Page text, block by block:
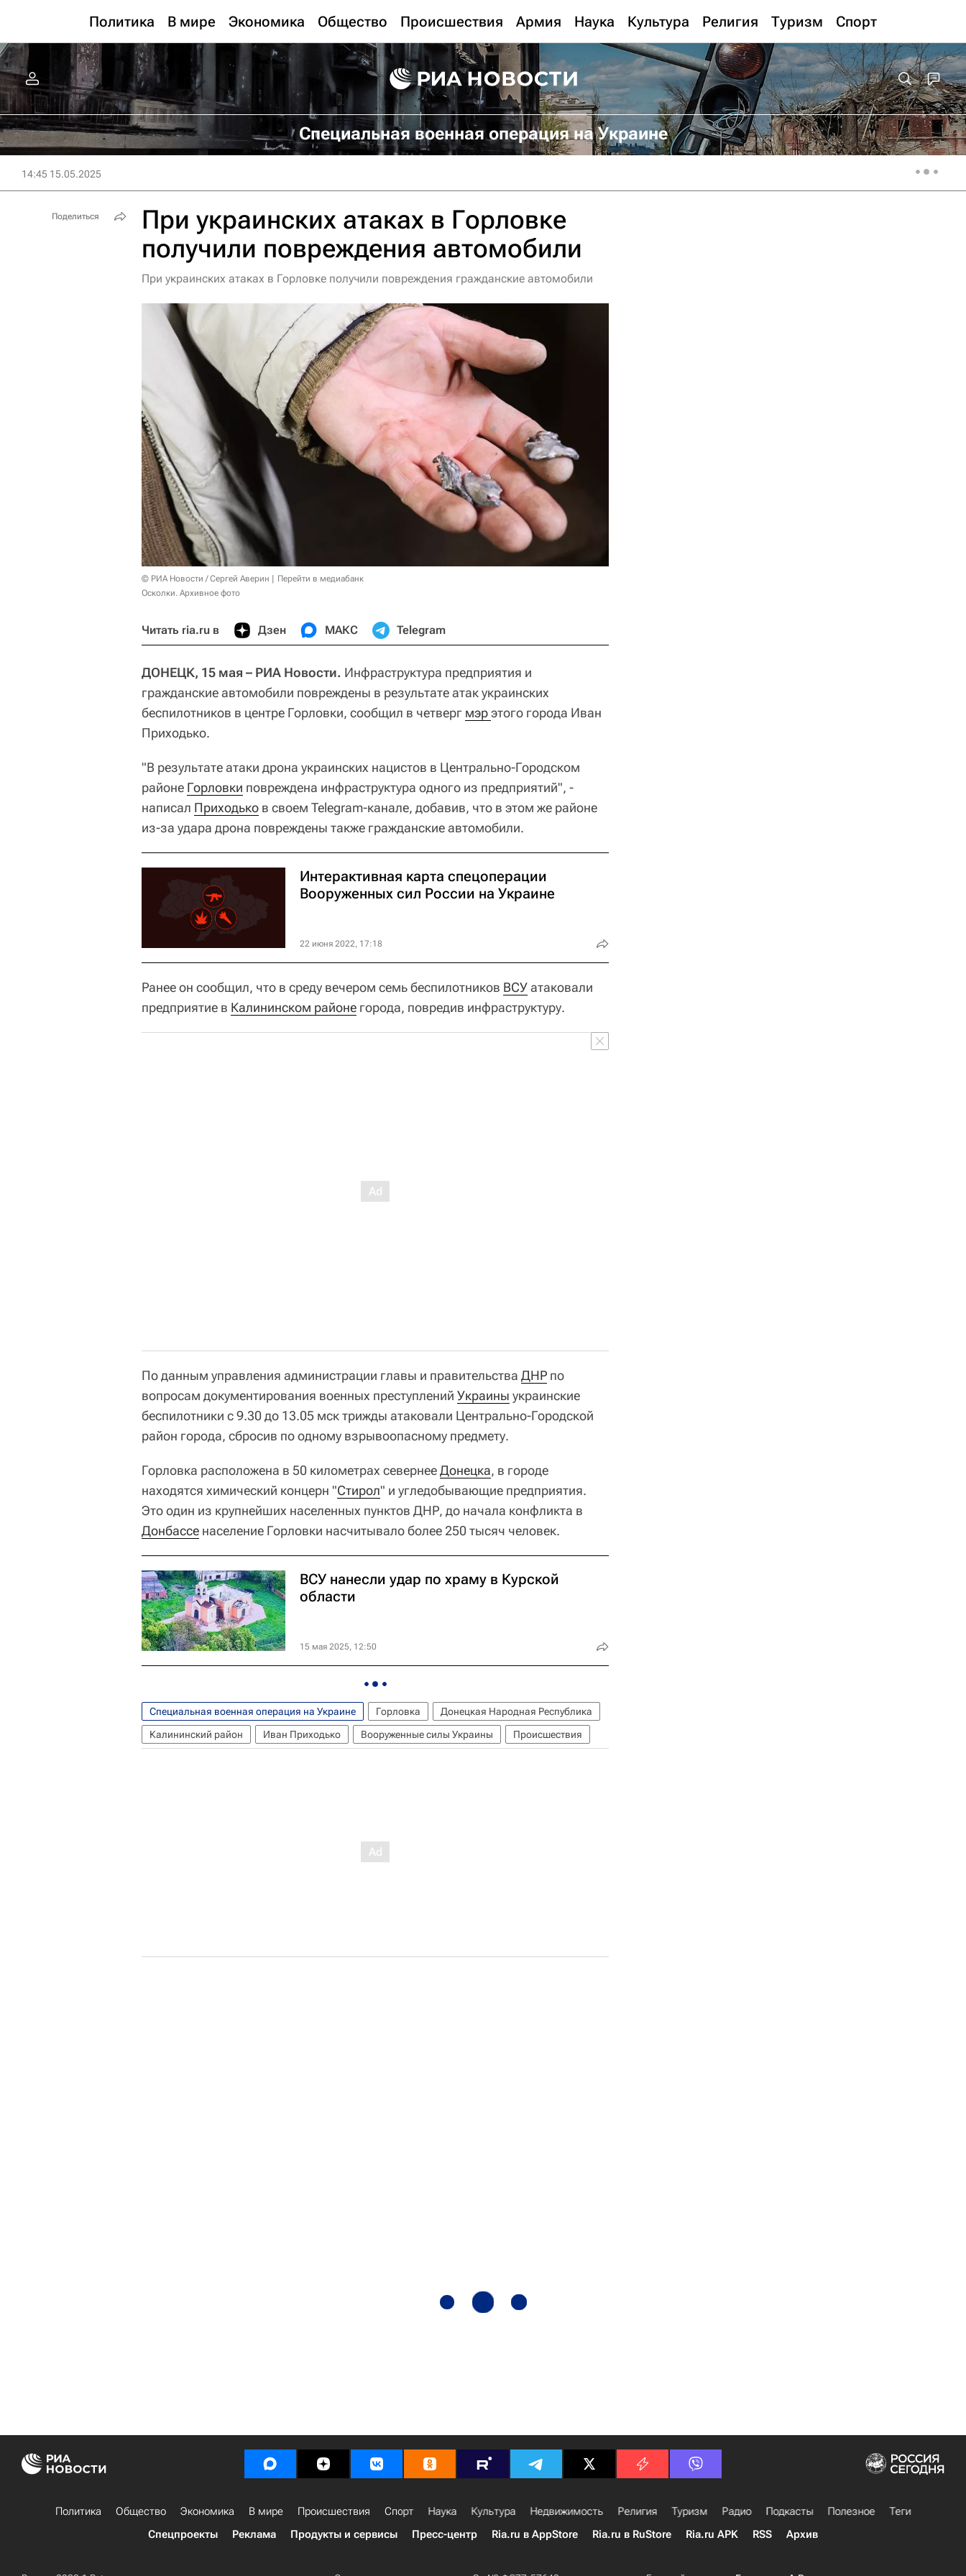
Политика В мире Экономика Общество Происшествия Армия Наука Культура Религия Туризм Спорт
Специальная военная операция на Украине
14:45 15.05.2025
При украинских атаках в Горловке
получили повреждения автомобили
При украинских атаках в Горловке получили повреждения гражданские автомобили
© РИА Новости / Сергей Аверин
Перейти в медиабанк
Осколки. Архивное фото
Читать ria.ru в Дзен МАКС Telegram
ДОНЕЦК, 15 мая – РИА Новости. Инфраструктура предприятия и
гражданские автомобили повреждены в результате атак украинских
беспилотников в центре Горловки, сообщил в четверг мэр этого города Иван
Приходько.
"В результате атаки дрона украинских нацистов в Центрально-Городском
районе Горловки повреждена инфраструктура одного из предприятий", -
написал Приходько в своем Telegram-канале, добавив, что в этом же районе
из-за удара дрона повреждены также гражданские автомобили.
Интерактивная карта спецоперации
Вооруженных сил России на Украине
22 июня 2022, 17:18
Ранее он сообщил, что в среду вечером семь беспилотников ВСУатаковали
предприятие в Калининском районе города, повредив инфраструктуру.
По данным управления администрации главы и правительства ДНР по
вопросам документирования военных преступлений Украины украинские
беспилотники с 9.30 до 13.05 мск трижды атаковали Центрально-Городской
район города, сбросив по одному взрывоопасному предмету.
Горловка расположена в 50 километрах севернееДонецка, в городе
находятся химический концерн "Стирол" и угледобывающие предприятия.
Это один из крупнейших населенных пунктов ДНР, до начала конфликта в
Донбассе население Горловки насчитывало более 250 тысяч человек.
ВСУ нанесли удар по храму в Курской
области
15 мая 2025, 12:50
Специальная военная операция на Украине Горловка
Донецкая Народная Республика
Калининский район
Иван Приходько Вооруженные силы Украины Происшествия
Поделиться
Политика Общество Экономика В мире Происшествия Спорт Наука Культура Недвижимость Религия Туризм Радио Подкасты Полезное
Теги
Спецпроекты
Реклама Продукты и сервисы Пресс-центр Ria.ru в AppStore Ria.ru в RuStore Ria.ru APK RSS Архив